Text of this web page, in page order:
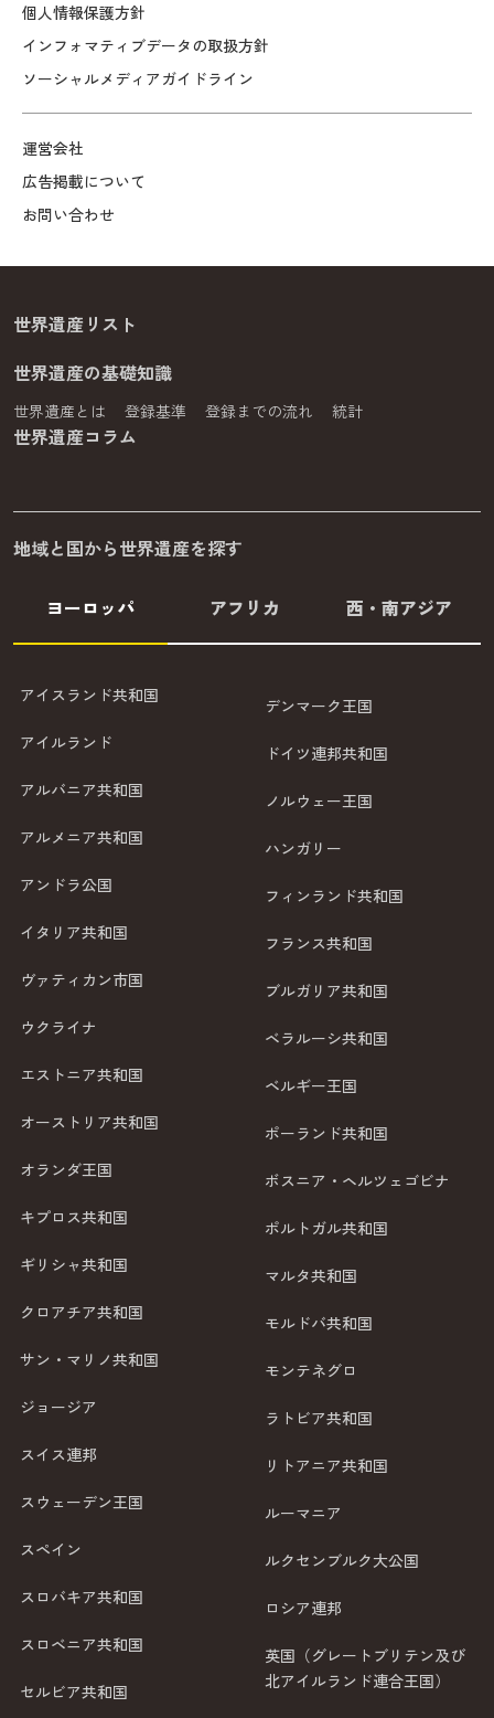
個人情報保護方針
インフォマティブデータの取扱方針
ソーシャルメディアガイドライン
運営会社
広告掲載について
お問い合わせ
世界遺産リスト
世界遺産の基礎知識
世界遺産とは 登録基準 登録までの流れ 統計
世界遺産コラム
地域と国から世界遺産を探す
ヨーロッパ アフリカ 西・南アジア
アイスランド共和国
アイルランド
アルバニア共和国
アルメニア共和国
アンドラ公国
イタリア共和国
ヴァティカン市国
ウクライナ
エストニア共和国
オーストリア共和国
オランダ王国
キプロス共和国
ギリシャ共和国
クロアチア共和国
サン・マリノ共和国
ジョージア
スイス連邦
スウェーデン王国
スペイン
スロバキア共和国
スロベニア共和国
セルビア共和国
デンマーク王国
ドイツ連邦共和国
ノルウェー王国
ハンガリー
フィンランド共和国
フランス共和国
ブルガリア共和国
ベラルーシ共和国
ベルギー王国
ポーランド共和国
ボスニア・ヘルツェゴビナ
ポルトガル共和国
マルタ共和国
モルドバ共和国
モンテネグロ
ラトビア共和国
リトアニア共和国
ルーマニア
ルクセンブルク大公国
ロシア連邦
英国（グレートブリテン及び
北アイルランド連合王国）